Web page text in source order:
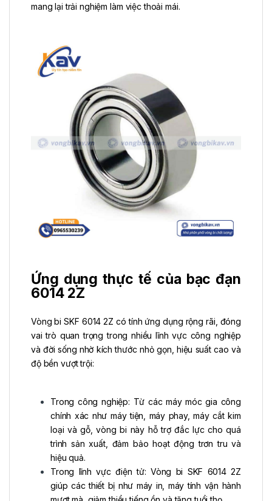
mang lại trải nghiệm làm việc thoải mái.
Ứng dụng thực tế của bạc đạn
6014 2Z
Vòng bi SKF 6014 2Z có tính ứng dụng rộng rãi, đóng
vai trò quan trọng trong nhiều lĩnh vực công nghiệp
và đời sống nhờ kích thước nhỏ gọn, hiệu suất cao và
độ bền vượt trội:
Trong công nghiệp: Từ các máy móc gia công
chính xác như máy tiện, máy phay, máy cắt kim
loại và gỗ, vòng bi này hỗ trợ đắc lực cho quá
trình sản xuất, đảm bảo hoạt động trơn tru và
hiệu quả.
Trong lĩnh vực điện tử: Vòng bi SKF 6014 2Z
giúp các thiết bị như máy in, máy tính vận hành